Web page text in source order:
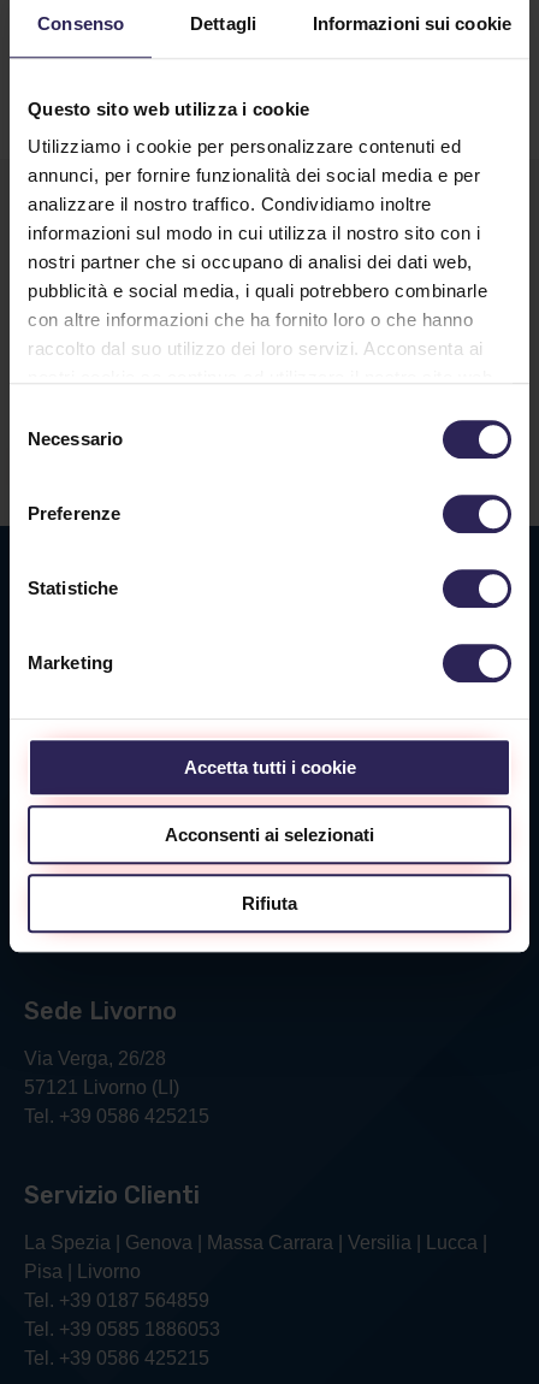
Consenso Dettagli Informazioni sui cookie
Questo sito web utilizza i cookie
Utilizziamo i cookie per personalizzare contenuti ed
annunci, per fornire funzionalità dei social media e per
analizzare il nostro traffico. Condividiamo inoltre
informazioni sul modo in cui utilizza il nostro sito con i
nostri partner che si occupano di analisi dei dati web,
pubblicità e social media, i quali potrebbero combinarle
con altre informazioni che ha fornito loro o che hanno
raccolto dal suo utilizzo dei loro servizi. Acconsenta ai
delNecessario
Preferenze
Statistiche
Marketing
Accetta tutti i cookie
Acconsenti ai selezionati
Rifiuta
Continua a Leggere
info@vigilanzalalince.it
Sede Massa Carrara
Via Aurelia Ovest 349
Tel. +39 0585 1886053
Sede Livorno
Via Verga, 26/28
57121 Livorno (LI)
Tel. +39 0586 425215
Servizio Clienti
La Spezia | Genova | Massa Carrara | Versilia | Lucca |
Pisa | Livorno
Tel. +39 0187 564859
Tel. +39 0585 1886053
Tel. +39 0586 425215